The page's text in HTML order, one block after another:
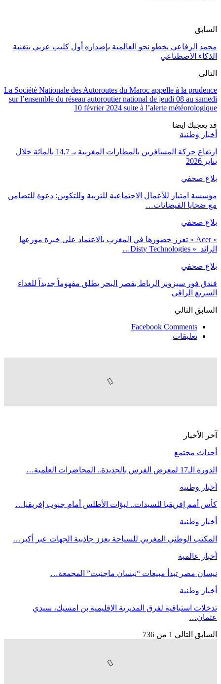
السابق
محمد الرفاعي يخطو نحو العالمية بإصداره أول كليب عربي بتقنية
الذكاء الاصطناعي
التالي
La Société Nationale des Autoroutes du Maroc appelle à la prudence
sur l’ensemble du réseau autoroutier national de jeudi 08 au samedi
10 février 2024 suite à l’alerte météorologique
قد يعجبك ايضا
أخبار وطنية
ارتفاع حركة المسافرين بالمطارات المغربية بـ 14,7 بالمائة خلال
يناير 2026
بلاغ صحفي
مؤسسة امتياز للأعمال الاجتماعية للتربية وللتكوين: دعوة للتضامن
مع ضحايا الفيضانات…
بلاغ صحفي
« Acer » تعزز حضورها في المغرب بالاعتماد على خبرة موزعها
الرائد « Disty Technologies…
بلاغ صحفي
فندق فور سيزونز الرباط بقصر البحر يطلق مفهوماً جديداً للغداء
السريع الراقي
السابق التالي
Facebook Comments
تعليقات
آخر الأخبار
أحداث مجتمع
الدورة الـ17 لمعرض الفرس بالجديدة.. المحاضرات العلمية…
أخبار وطنية
كأس أمم إفريقيا للسيدات.. لبؤات الأطلس أمام جنوب إفريقيا…
أخبار وطنية
المكتب الوطني المغربي للسياحة يعزز جاذبية الجهات عبر أكبر…
أخبار عالمية
نيسان مصر تبدأ مبيعات “نيسان ماجنيت” المجمعة…
أخبار وطنية
تدخلات استباقية لفرق المديرية الإقليمية بن امسيك، سيدي
عثمان…
السابق التالي 1 من 736